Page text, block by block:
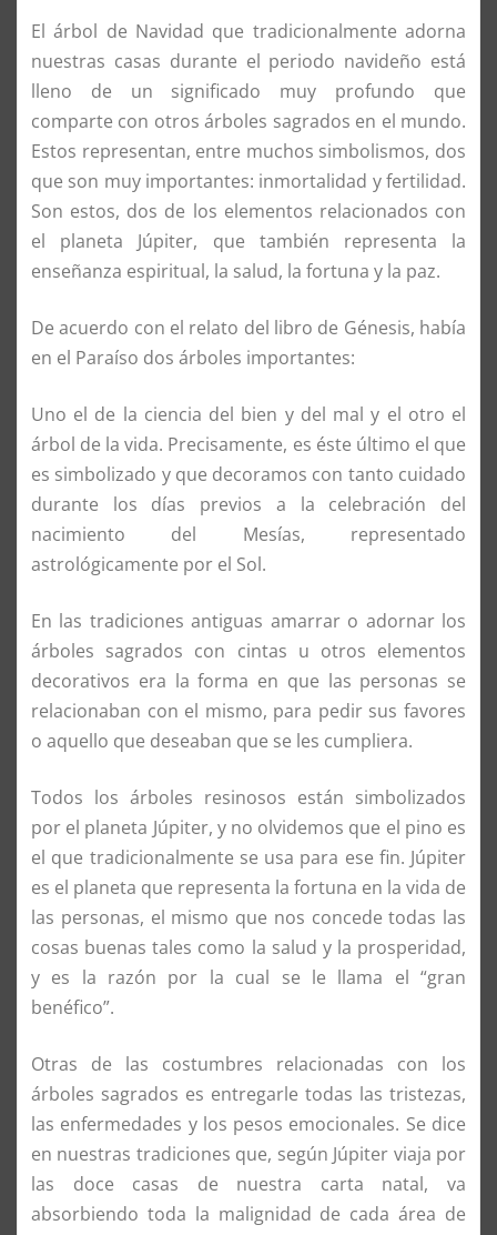
El árbol de Navidad que tradicionalmente adorna
nuestras casas durante el periodo navideño está
lleno de un significado muy profundo que
comparte con otros árboles sagrados en el mundo.
Estos representan, entre muchos simbolismos, dos
que son muy importantes: inmortalidad y fertilidad.
Son estos, dos de los elementos relacionados con
el planeta Júpiter, que también representa la
enseñanza espiritual, la salud, la fortuna y la paz.
De acuerdo con el relato del libro de Génesis, había
en el Paraíso dos árboles importantes:
Uno el de la ciencia del bien y del mal y el otro el
árbol de la vida. Precisamente, es éste último el que
es simbolizado y que decoramos con tanto cuidado
durante los días previos a la celebración del
nacimiento del Mesías, representado
astrológicamente por el Sol.
En las tradiciones antiguas amarrar o adornar los
árboles sagrados con cintas u otros elementos
decorativos era la forma en que las personas se
relacionaban con el mismo, para pedir sus favores
o aquello que deseaban que se les cumpliera.
Todos los árboles resinosos están simbolizados
por el planeta Júpiter, y no olvidemos que el pino es
el que tradicionalmente se usa para ese fin. Júpiter
es el planeta que representa la fortuna en la vida de
las personas, el mismo que nos concede todas las
cosas buenas tales como la salud y la prosperidad,
y es la razón por la cual se le llama el “gran
benéfico”.
Otras de las costumbres relacionadas con los
árboles sagrados es entregarle todas las tristezas,
las enfermedades y los pesos emocionales. Se dice
en nuestras tradiciones que, según Júpiter viaja por
las doce casas de nuestra carta natal, va
absorbiendo toda la malignidad de cada área de